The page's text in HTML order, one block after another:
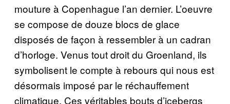
mouture à Copenhague l’an dernier. L’oeuvre
se compose de douze blocs de glace
disposés de façon à ressembler à un cadran
d’horloge. Venus tout droit du Groenland, ils
symbolisent le compte à rebours qui nous est
désormais imposé par le réchauffement
climatique. Ces véritables bouts d’icebergs